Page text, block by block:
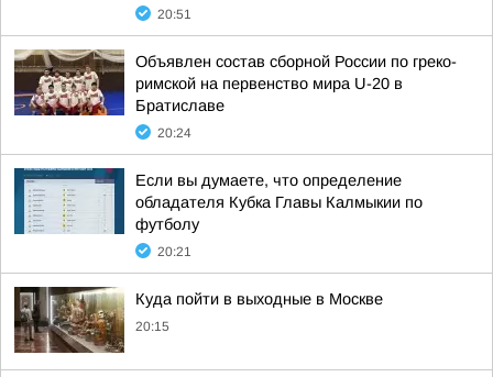
20:51
Объявлен состав сборной России по греко-
римской на первенство мира U-20 в
Братиславе
20:24
Если вы думаете, что определение
обладателя Кубка Главы Калмыкии по
футболу
20:21
Куда пойти в выходные в Москве
20:15